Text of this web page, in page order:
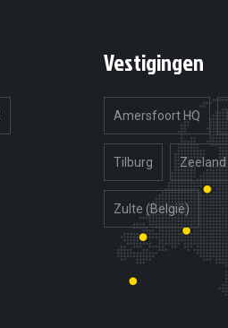
Vestigingen
Amersfoort HQ
Tilburg Zeeland
Zulte (België)